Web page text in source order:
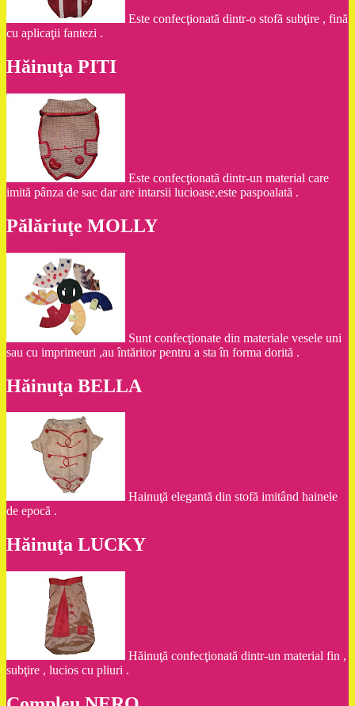
Este confecţionată dintr-o stofă subţire , fină
cu aplicaţii fantezi .
Hăinuţa PITI
Este confecţionată dintr-un material care
imită pânza de sac dar are intarsii lucioase,este paspoalată .
Pălăriuţe MOLLY
Sunt confecţionate din materiale vesele uni
sau cu imprimeuri ,au întăritor pentru a sta în forma dorită .
Hăinuţa BELLA
Hainuţă elegantă din stofă imitând hainele
de epocă .
Hăinuţa LUCKY
Hăinuţă confecţionată dintr-un material fin ,
subţire , lucios cu pliuri .